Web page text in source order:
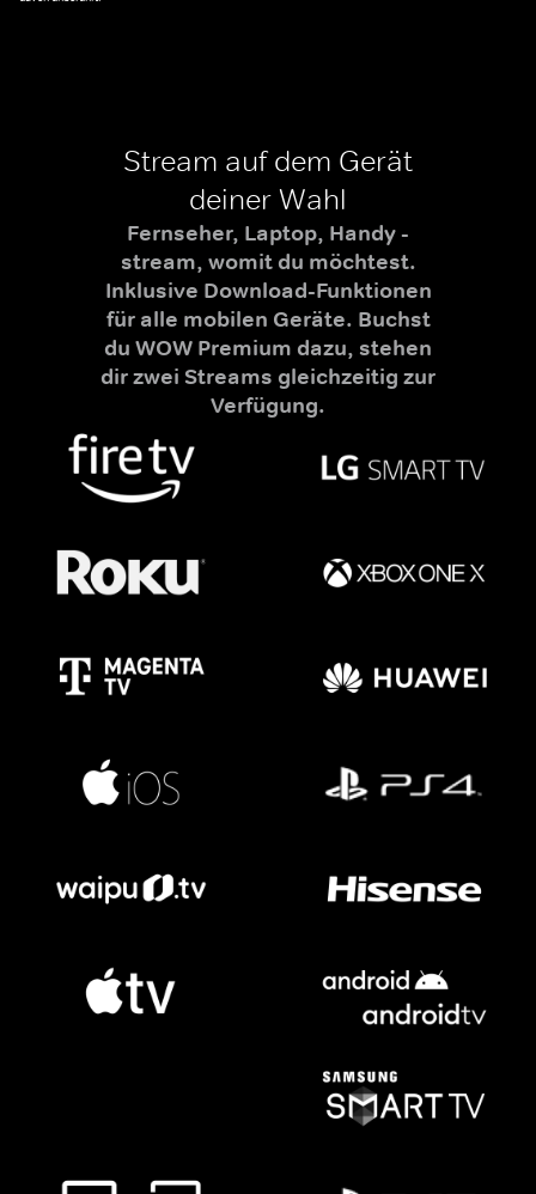
Stream auf dem Gerät
deiner Wahl
Fernseher, Laptop, Handy -
stream, womit du möchtest.
Inklusive Download-Funktionen
für alle mobilen Geräte. Buchst
du WOW Premium dazu, stehen
dir zwei Streams gleichzeitig zur
Verfügung.